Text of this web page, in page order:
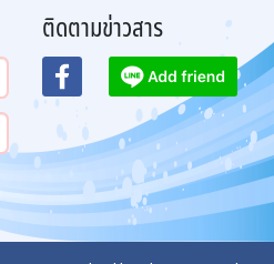
ติดตามข่าวสาร